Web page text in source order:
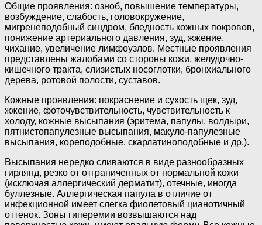
Общие проявления: озноб, повышение температуры,
возбуждение, слабость, головокружение,
мигренеподобный синдром, бледность кожных покровов,
понижение артериального давления, зуд, жжение,
чихание, увеличение лимфоузлов. Местные проявления
представлены жалобами со стороны кожи, желудочно-
кишечного тракта, слизистых носоглотки, бронхиального
дерева, ротовой полости, суставов.
Кожные проявления: покраснение и сухость щек, зуд,
жжение, фоточувствительность, чувствительность к
холоду, кожные высыпания (эритема, папулы, волдыри,
пятнистопапулезные высыпания, макуло-папулезные
высыпания, кореподобные, скарлатиноподобные и др.).
Высыпания нередко сливаются в виде разнообразных
гирлянд, резко от отграниченных от нормальной кожи
(исключая аллергический дерматит), отечные, иногда
буллезные. Аллергическая папула в отличие от
инфекционной имеет слегка фиолетовый цианотичный
оттенок. Зоны гиперемии возвышаются над